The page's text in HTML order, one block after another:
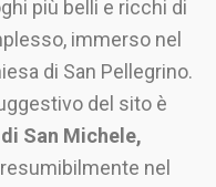
più belli e ricchi di
immerso nel
di San Pellegrino.
del sito è
San Michele,
nel